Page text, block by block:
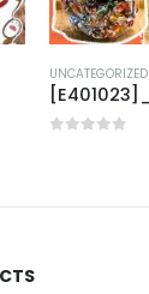
UNCATEGORIZED